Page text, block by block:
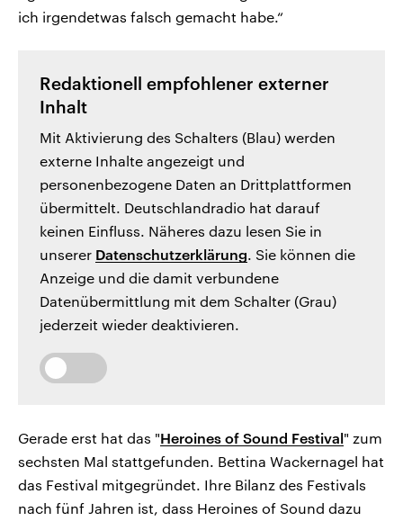
ich irgendetwas falsch gemacht habe.“
Redaktionell empfohlener externer
Inhalt
Mit Aktivierung des Schalters (Blau) werden
externe Inhalte angezeigt und
personenbezogene Daten an Drittplattformen
übermittelt. Deutschlandradio hat darauf
keinen Einfluss. Näheres dazu lesen Sie in
unserer Datenschutzerklärung. Sie können die
Anzeige und die damit verbundene
Datenübermittlung mit dem Schalter (Grau)
jederzeit wieder deaktivieren.
Gerade erst hat das "Heroines of Sound Festival" zum
sechsten Mal stattgefunden. Bettina Wackernagel hat
das Festival mitgegründet. Ihre Bilanz des Festivals
nach fünf Jahren ist, dass Heroines of Sound dazu